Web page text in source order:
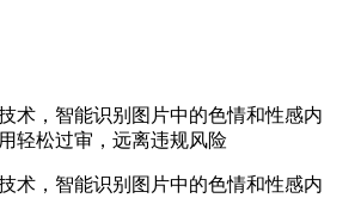
术，智能识别图片中的色情和性感内
轻松过审，远离违规风险
术，智能识别图片中的色情和性感内